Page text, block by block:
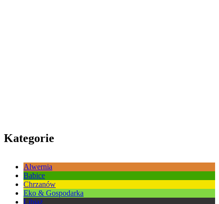
Kategorie
Alwernia
Babice
Chrzanów
Eko & Gospodarka
Libiąż